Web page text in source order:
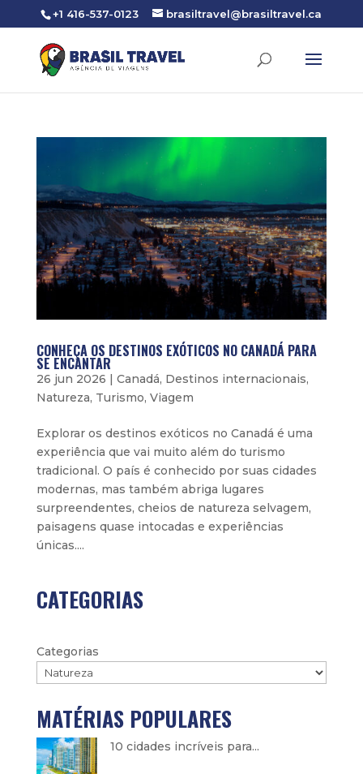
+1 416-537-0123 brasiltravel@brasiltravel.ca
CONHEÇA OS DESTINOS EXÓTICOS NO CANADÁ PARA
SE ENCANTAR
26 jun 2026 Canadá, Destinos internacionais,
Natureza, Turismo, Viagem
Explorar os destinos exóticos no Canadá é uma
experiência que vai muito além do turismo
tradicional. O país é conhecido por suas cidades
modernas, mas também abriga lugares
surpreendentes, cheios de natureza selvagem,
paisagens quase intocadas e experiências
únicas....
CATEGORIAS
Categorias
MATÉRIAS POPULARES
10 cidades incríveis para...